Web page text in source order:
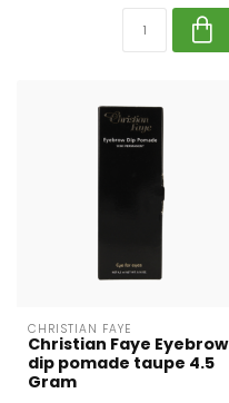
CHRISTIAN FAYE
Christian Faye Eyebrow
dip pomade taupe 4.5
Gram